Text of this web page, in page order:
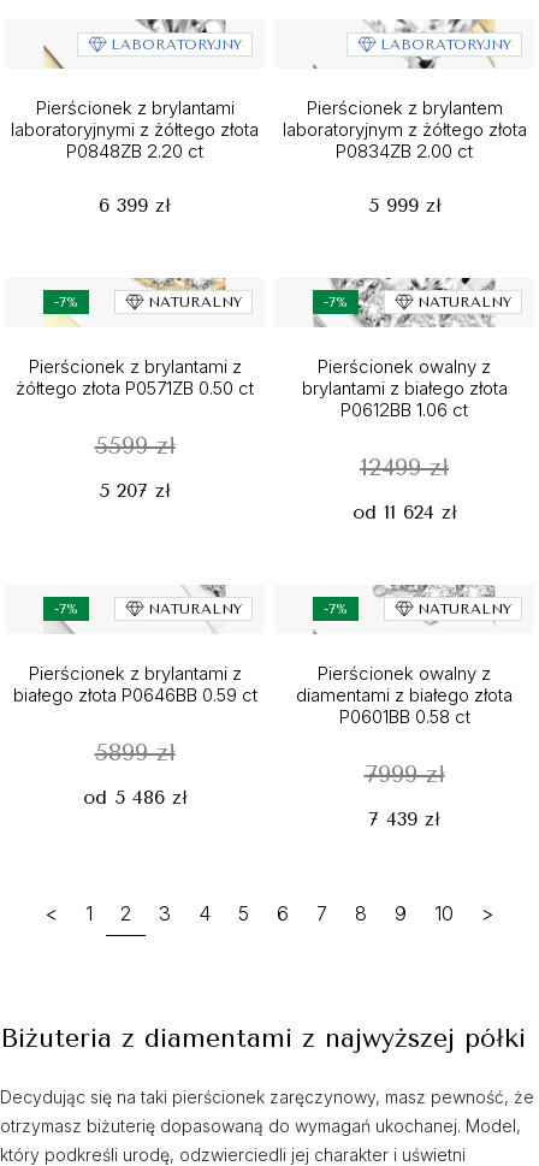
LABORATORYJNY
Pierścionek z brylantami
laboratoryjnymi z żółtego złota
P0848ZB 2.20 ct
6 399 zł
LABORATORYJNY
Pierścionek z brylantem
laboratoryjnym z żółtego złota
P0834ZB 2.00 ct
5 999 zł
-7% NATURALNY
Pierścionek z brylantami z
żółtego złota P0571ZB 0.50 ct
5599 zł
5 207 zł
-7% NATURALNY
Pierścionek owalny z
brylantami z białego złota
P0612BB 1.06 ct
12499 zł
od 11 624 zł
-7% NATURALNY
Pierścionek z brylantami z
białego złota P0646BB 0.59 ct
5899 zł
od 5 486 zł
-7% NATURALNY
Pierścionek owalny z
diamentami z białego złota
P0601BB 0.58 ct
7999 zł
7 439 zł
< 1 2 3 4 5 6 7 8 9 10 >
Biżuteria z diamentami z najwyższej półki
Decydując się na taki pierścionek zaręczynowy, masz pewność, że
otrzymasz biżuterię dopasowaną do wymagań ukochanej. Model,
który podkreśli urodę, odzwierciedli jej charakter i uświetni